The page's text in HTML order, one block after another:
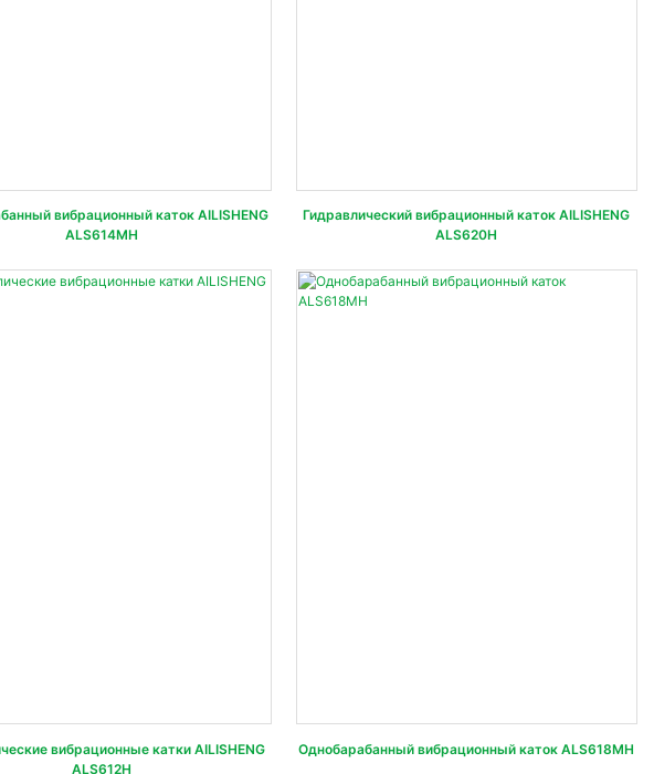
вибрационный каток AILISHENG
ALS614MH
Гидравлический вибрационный каток AILISHENG
ALS620H
вибрационные катки AILISHENG
ALS612H
Однобарабанный вибрационный каток ALS618MH